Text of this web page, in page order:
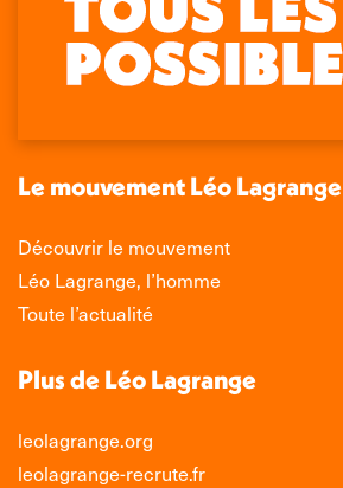
Facebook
s'ouvre
une
fenêtre
page
X
s'ouvre
une
fenêtre
page
LinkedIn
s'ouvre
une
fenêtre
page
Instagram
s'ouvre
une
nouvelle
fenêtre
Le mouvement Léo Lagrange
Découvrir le mouvement
Léo Lagrange, l’homme
Toute l’actualité
Plus de Léo Lagrange
leolagrange.org
leolagrange-recrute.fr